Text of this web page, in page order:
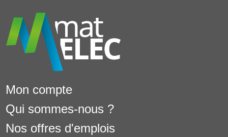
Mon compte
Qui sommes-nous ?
Nos offres d'emplois